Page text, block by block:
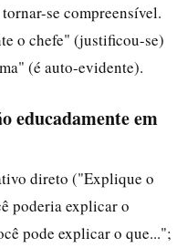
se compreensível.
o chefe" (justificou-se)
(é auto-evidente).
educadamente em
direto ("Explique o
poderia explicar o
pode explicar o que...";